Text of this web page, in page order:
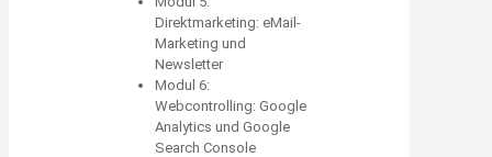
Direktmarketing: eMail-
Marketing und
Newsletter
Modul 6:
Webcontrolling: Google
Analytics und Google
Search Console